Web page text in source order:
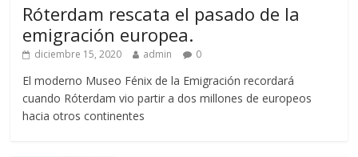
Róterdam rescata el pasado de la
emigración europea.
diciembre 15, 2020 admin 0
El moderno Museo Fénix de la Emigración recordará
cuando Róterdam vio partir a dos millones de europeos
hacia otros continentes